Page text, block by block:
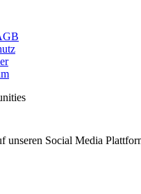
unseren Social Media